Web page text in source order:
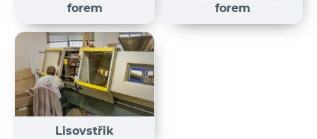
forem
forem
Lisovstřik